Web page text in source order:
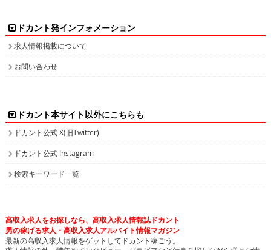
ドカント本サイト以外にこちらも
ドカント公式 Instagram
検索キーワード一覧
高収入求人をお探しなら、高収入求人情報誌ドカント
報も・・・。
高収入バイトの求人情報ならお任せください！
ドカントでは、エリア別・業種別に高収入バイト情報を幅広く掲載しております。